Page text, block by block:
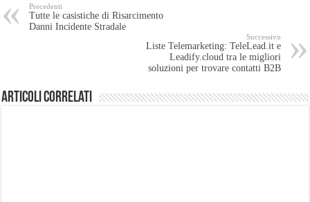
Precedenti
Tutte le casistiche di Risarcimento
Danni Incidente Stradale
Successivo
Liste Telemarketing: TeleLead.it e
Leadify.cloud tra le migliori
soluzioni per trovare contatti B2B
Articoli Correlati